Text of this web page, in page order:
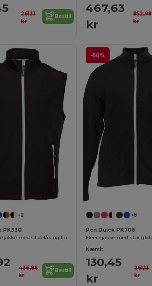
261,13
kr
Bestill
467,63
kr
852,98
kr
+2
PK330
Varm Fleecejakke med Glidelås og Lommer
436,86
kr
Bestill
-50%
+8
Pen Duick PK706
Nærst:
130,45
kr
261,13
kr